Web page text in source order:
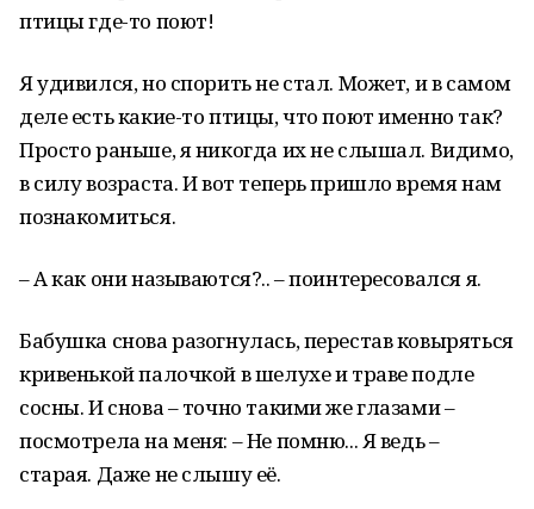
птицы где-то поют!
Я удивился, но спорить не стал. Может, и в самом
деле есть какие-то птицы, что поют именно так?
Просто раньше, я никогда их не слышал. Видимо,
в силу возраста. И вот теперь пришло время нам
познакомиться.
– А как они называются?.. – поинтересовался я.
Бабушка снова разогнулась, перестав ковыряться
кривенькой палочкой в шелухе и траве подле
сосны. И снова – точно такими же глазами –
посмотрела на меня: – Не помню... Я ведь –
старая. Даже не слышу её.